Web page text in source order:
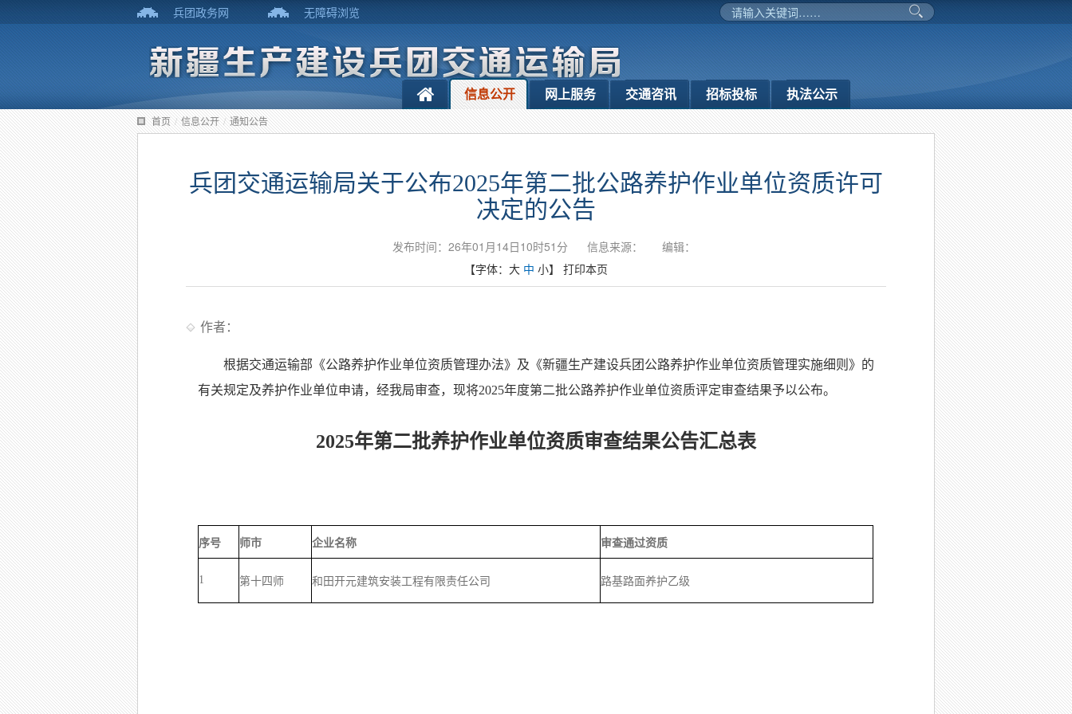
兵团政务网 无障碍浏览
信息公开 网上服务 交通咨讯 招标投标 执法公示
首页 / 信息公开 / 通知公告
兵团交通运输局关于公布2025年第二批公路养护作业单位资质许可
决定的公告
发布时间：26年01月14日10时51分 信息来源：
编辑：
【字体： 大 中 小】 打印本页
作者：
根据交通运输部《公路养护作业单位资质管理办法》及《新疆生产建设兵团公路养护作业单位资质管理实施细则》的
有关规定及养护作业单位申请，经我局审查，现将2025年度第二批公路养护作业单位资质评定审查结果予以公布。
2025年第二批养护作业单位资质审查结果公告汇总表
序号 师市 企业名称 审查通过资质
1 第十四师 和田开元建筑安装工程有限责任公司 路基路面养护乙级